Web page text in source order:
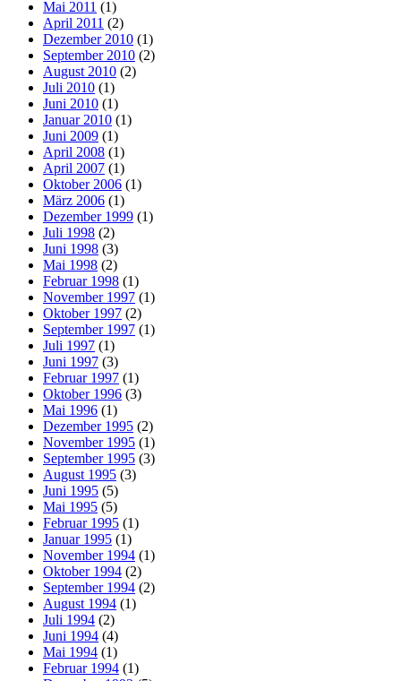
Mai 2011 (1)
April 2011 (2)
Dezember 2010 (1)
September 2010 (2)
August 2010 (2)
Juli 2010 (1)
Juni 2010 (1)
Januar 2010 (1)
Juni 2009 (1)
April 2008 (1)
April 2007 (1)
Oktober 2006 (1)
März 2006 (1)
Dezember 1999 (1)
Juli 1998 (2)
Juni 1998 (3)
Mai 1998 (2)
Februar 1998 (1)
November 1997 (1)
Oktober 1997 (2)
September 1997 (1)
Juli 1997 (1)
Juni 1997 (3)
Februar 1997 (1)
Oktober 1996 (3)
Mai 1996 (1)
Dezember 1995 (2)
November 1995 (1)
September 1995 (3)
August 1995 (3)
Juni 1995 (5)
Mai 1995 (5)
Februar 1995 (1)
Januar 1995 (1)
November 1994 (1)
Oktober 1994 (2)
September 1994 (2)
August 1994 (1)
Juli 1994 (2)
Juni 1994 (4)
Mai 1994 (1)
Februar 1994 (1)